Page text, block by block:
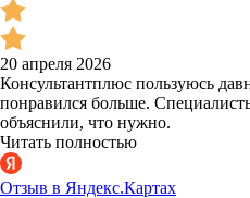
20 апреля 2026
Консультантплюс пользуюсь
понравился больше.
объяснили, что нужно.
Читать полностью
Отзыв в Яндекс.Картах